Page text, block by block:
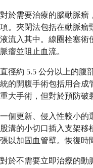
對於需要治療的腦動脈瘤
項。夾閉法包括在動脈瘤
液流入其中。線圈栓塞術
脈瘤並阻止血流。
直徑約 5.5 公分以上的腹
統的開腹手術包括用合成
重大手術，但對於預防破
一個更新、侵入性較小的
股溝的小切口插入支架移
張以加固血管壁。恢復時
對於不需要立即治療的動